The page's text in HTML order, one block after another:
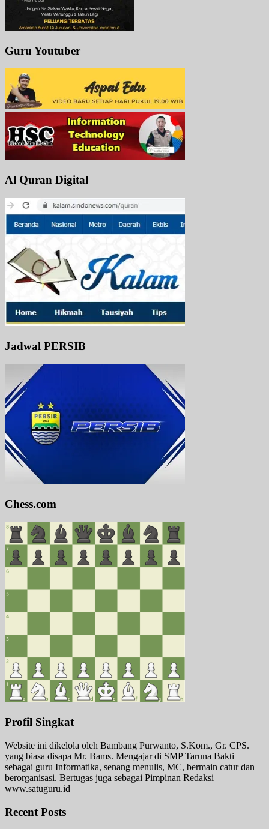
Guru Youtuber
Al Quran Digital
Jadwal PERSIB
Chess.com
Profil Singkat
Website ini dikelola oleh Bambang Purwanto, S.Kom., Gr. CPS.
yang biasa disapa Mr. Bams. Mengajar di SMP Taruna Bakti
sebagai guru Informatika, senang menulis, MC, bermain catur dan
berorganisasi. Bertugas juga sebagai Pimpinan Redaksi
www.satuguru.id
Recent Posts